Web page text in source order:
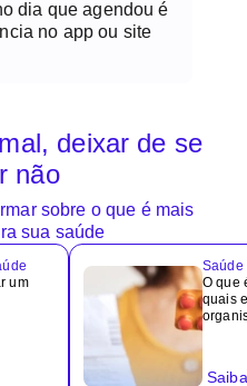
dia que agendou é
no app ou site
deixar de se
não
sobre o que é mais
sua saúde
um
Saúde
O que
quais